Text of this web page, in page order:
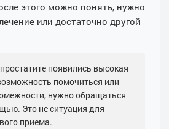
этого можно понять, нужно
или достаточно другой
появились высокая
помочиться или
нужно обращаться
Это не ситуация для
приема.